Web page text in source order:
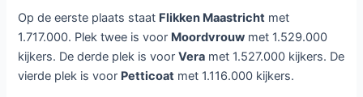
Op de eerste plaats staat Flikken Maastricht met
1.717.000. Plek twee is voor Moordvrouw met 1.529.000
kijkers. De derde plek is voorVera met 1.527.000 kijkers. De
vierde plek is voor Petticoat met 1.116.000 kijkers.